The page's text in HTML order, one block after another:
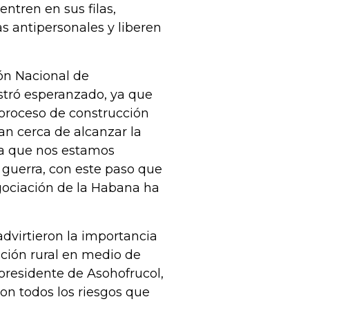
en sus filas,
antipersonales y liberen
Nacional de
esperanzado, ya que
de construcción
cerca de alcanzar la
que nos estamos
con este paso que
de la Habana ha
la importancia
rural en medio de
de Asohofrucol,
todos los riesgos que